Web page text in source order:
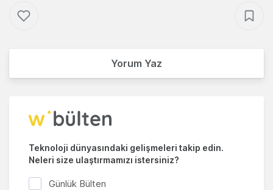
Yorum Yaz
Teknoloji dünyasındaki gelişmeleri takip edin.
Neleri size ulaştırmamızı istersiniz?
Günlük Bülten